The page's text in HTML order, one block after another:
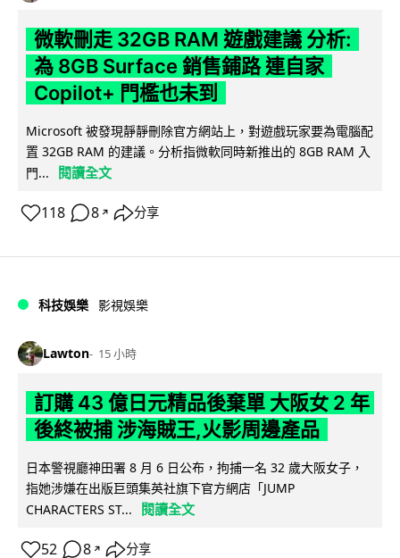
微軟刪走 32GB RAM 遊戲建議 分析:
為 8GB Surface 銷售鋪路 連自家
Copilot+ 門檻也未到
Microsoft 被發現靜靜刪除官方網站上，對遊戲玩家要為電腦配
置 32GB RAM 的建議。分析指微軟同時新推出的 8GB RAM 入
門...
閱讀全文
118 8 ↗ 分享
科技娛樂 影視娛樂
Lawton 15 小時
訂購 43 億日元精品後棄單 大阪女 2 年
後終被捕 涉海賊王,火影周邊產品
日本警視廳神田署 8 月 6 日公布，拘捕一名 32 歲大阪女子，
指她涉嫌在出版巨頭集英社旗下官方網店「JUMP
CHARACTERS ST...
閱讀全文
52 8 ↗ 分享